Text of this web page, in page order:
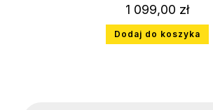
1 099,00 zł
Dodaj do koszyka